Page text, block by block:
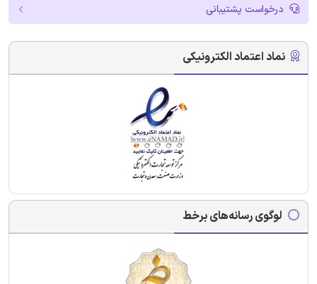
درخواست پشتیبانی
نماد اعتماد الکترونیکی
لوگوی رسانه‌های برخط